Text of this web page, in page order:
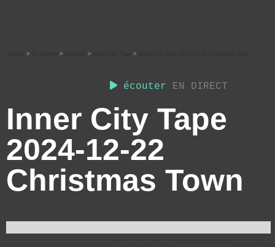
écouter EN DIRECT
> > > >
Inner City Tape
2024-12-22
Christmas Town